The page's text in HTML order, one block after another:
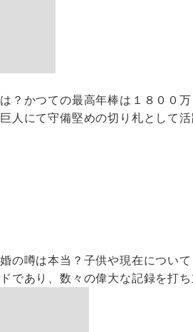
？かつての最高年棒は１８００
人にて守備堅めの切り札として
の噂は本当？子供や現在につい
であり、数々の偉大な記録を打